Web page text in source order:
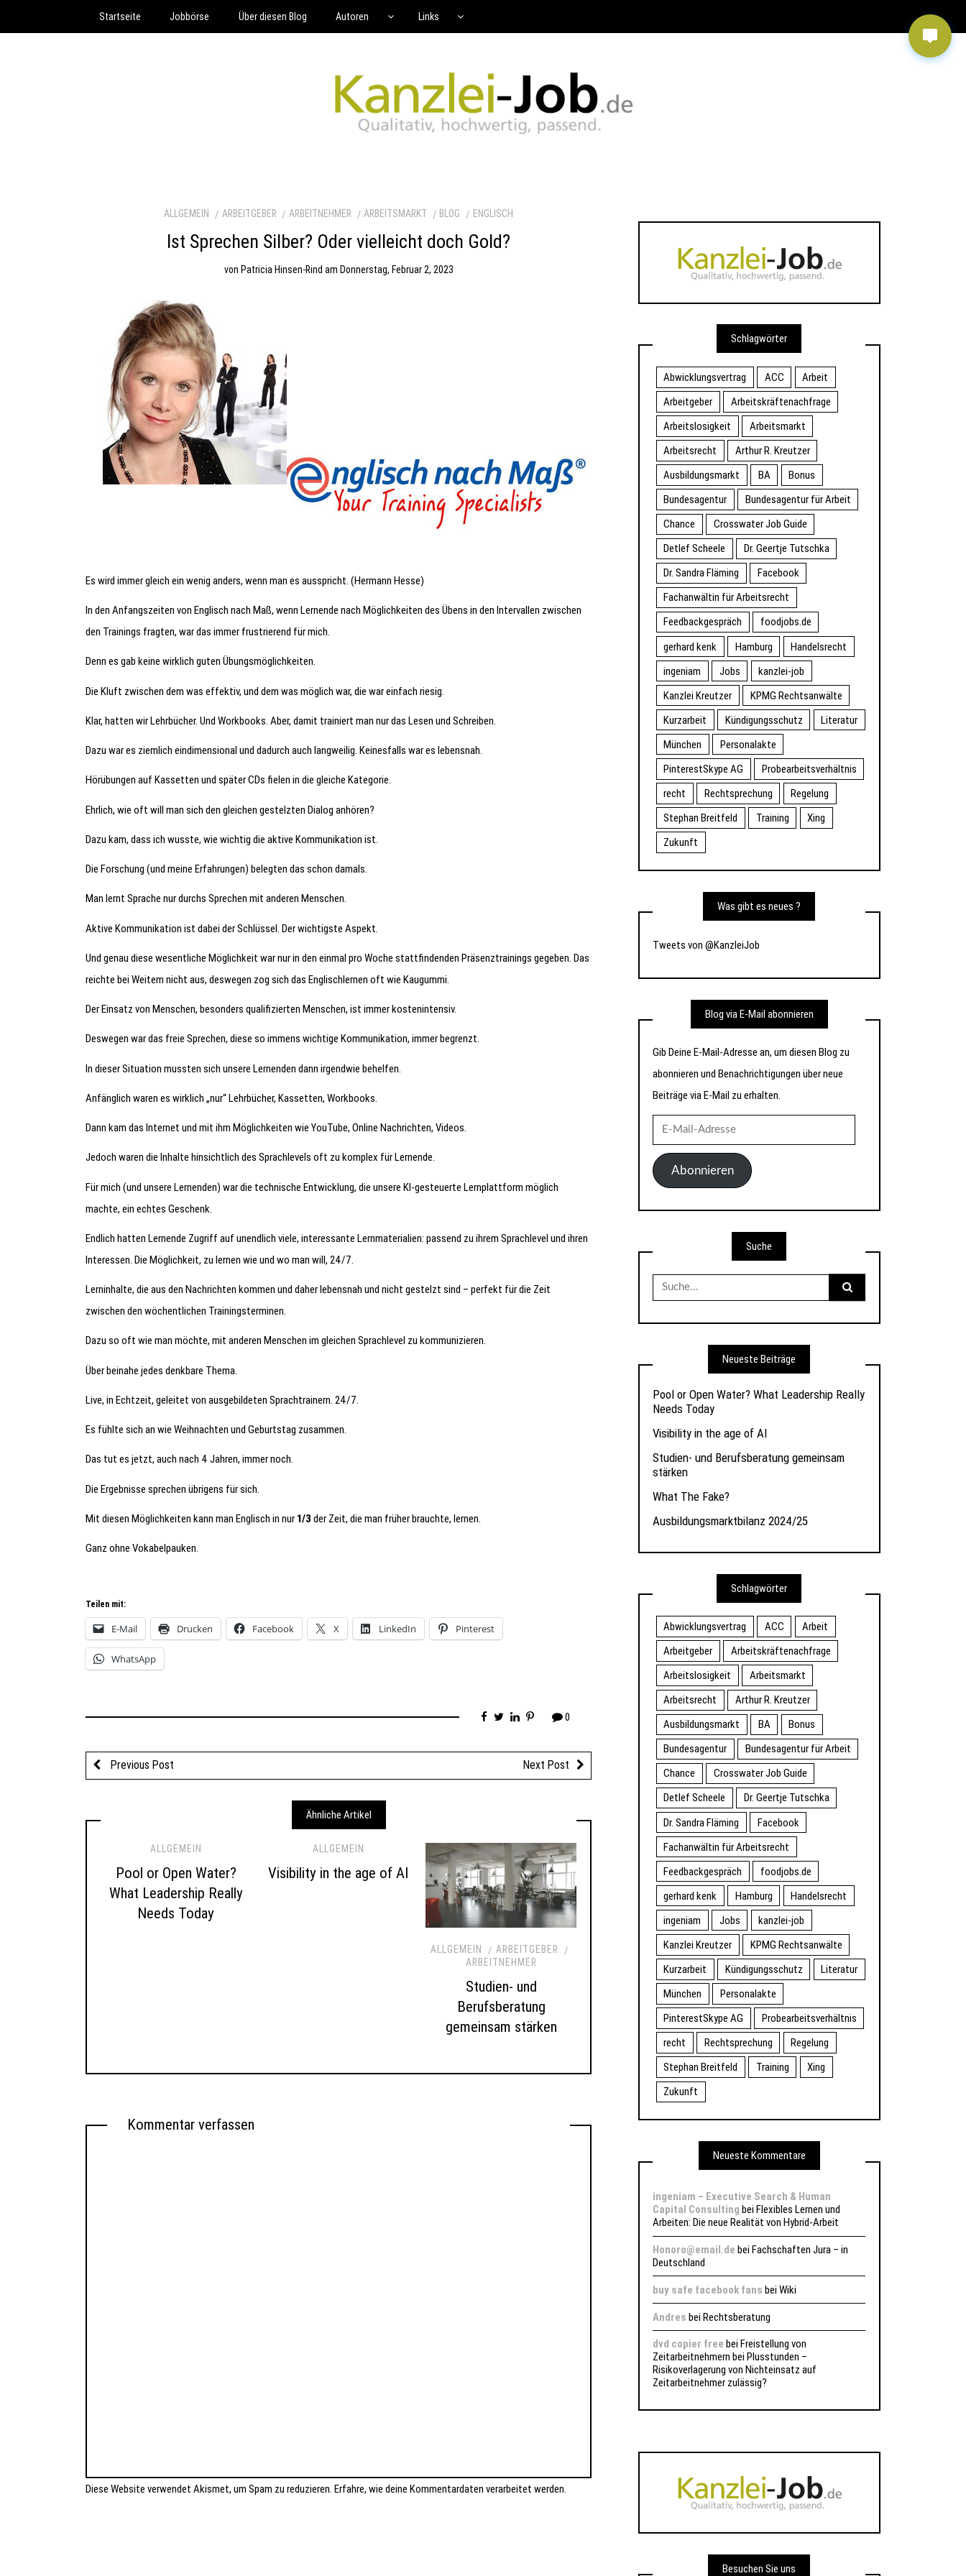
Startseite Jobbörse Über diesen Blog Autoren Links
ALLGEMEIN ARBEITGEBER ARBEITNEHMER ARBEITSMARKT BLOG ENGLISCH
Ist Sprechen Silber? Oder vielleicht doch Gold?
von Patricia Hinsen-Rind am Donnerstag, Februar 2, 2023
Es wird immer gleich ein wenig anders, wenn man es ausspricht. (Hermann Hesse)
In den Anfangszeiten von Englisch nach Maß, wenn Lernende nach Möglichkeiten des Übens in den Intervallen zwischen
den Trainings fragten, war das immer frustrierend für mich.
Denn es gab keine wirklich guten Übungsmöglichkeiten.
Die Kluft zwischen dem was effektiv, und dem was möglich war, die war einfach riesig.
Klar, hatten wir Lehrbücher. Und Workbooks. Aber, damit trainiert man nur das Lesen und Schreiben.
Dazu war es ziemlich eindimensional und dadurch auch langweilig. Keinesfalls war es lebensnah.
Hörübungen auf Kassetten und später CDs fielen in die gleiche Kategorie.
Ehrlich, wie oft will man sich den gleichen gestelzten Dialog anhören?
Dazu kam, dass ich wusste, wie wichtig die aktive Kommunikation ist.
Die Forschung (und meine Erfahrungen) belegten das schon damals.
Man lernt Sprache nur durchs Sprechen mit anderen Menschen.
Aktive Kommunikation ist dabei der Schlüssel. Der wichtigste Aspekt.
Und genau diese wesentliche Möglichkeit war nur in den einmal pro Woche stattfindenden Präsenztrainings gegeben. Das
reichte bei Weitem nicht aus, deswegen zog sich das Englischlernen oft wie Kaugummi.
Der Einsatz von Menschen, besonders qualifizierten Menschen, ist immer kostenintensiv.
Deswegen war das freie Sprechen, diese so immens wichtige Kommunikation, immer begrenzt.
In dieser Situation mussten sich unsere Lernenden dann irgendwie behelfen.
Anfänglich waren es wirklich „nur“ Lehrbücher, Kassetten, Workbooks.
Dann kam das Internet und mit ihm Möglichkeiten wie YouTube, Online Nachrichten, Videos.
Jedoch waren die Inhalte hinsichtlich des Sprachlevels oft zu komplex für Lernende.
Für mich (und unsere Lernenden) war die technische Entwicklung, die unsere KI-gesteuerte Lernplattform möglich
machte, ein echtes Geschenk.
Endlich hatten Lernende Zugriff auf unendlich viele, interessante Lernmaterialien: passend zu ihrem Sprachlevel und ihren
Interessen. Die Möglichkeit, zu lernen wie und wo man will, 24/7.
Lerninhalte, die aus den Nachrichten kommen und daher lebensnah und nicht gestelzt sind – perfekt für die Zeit
zwischen den wöchentlichen Trainingsterminen.
Dazu so oft wie man möchte, mit anderen Menschen im gleichen Sprachlevel zu kommunizieren.
Über beinahe jedes denkbare Thema.
Live, in Echtzeit, geleitet von ausgebildeten Sprachtrainern. 24/7.
Es fühlte sich an wie Weihnachten und Geburtstag zusammen.
Das tut es jetzt, auch nach 4 Jahren, immer noch.
Die Ergebnisse sprechen übrigens für sich.
Mit diesen Möglichkeiten kann man Englisch in nur 1/3 der Zeit, die man früher brauchte, lernen.
Ganz ohne Vokabelpauken.
Teilen mit:
E-Mail Drucken Facebook X LinkedIn Pinterest
WhatsApp
0
Previous Post Next Post
Ähnliche Artikel
ALLGEMEIN
Pool or Open Water?
What Leadership Really
Needs Today
ALLGEMEIN
Visibility in the age of AI
ALLGEMEIN
ARBEITGEBER
ARBEITNEHMER
Studien- und
Berufsberatung
gemeinsam stärken
Kommentar verfassen
Diese Website verwendet Akismet, um Spam zu reduzieren. Erfahre, wie deine Kommentardaten verarbeitet werden.
Schlagwörter
Abwicklungsvertrag ACC
Arbeit
Arbeitgeber
Arbeitskräftenachfrage
Arbeitslosigkeit
Arbeitsmarkt
Arbeitsrecht
Arthur R. Kreutzer
Ausbildungsmarkt
BA
Bonus
Bundesagentur
Bundesagentur für Arbeit
Chance
Crosswater Job Guide
Detlef Scheele
Dr. Geertje Tutschka
Dr. Sandra Fläming
Facebook
Fachanwältin für Arbeitsrecht
Feedbackgespräch
foodjobs.de
gerhard kenk
Hamburg
Handelsrecht
ingeniam
Jobs
kanzlei-job
Kanzlei Kreutzer
KPMG Rechtsanwälte
Kurzarbeit
Kündigungsschutz
Literatur
München
Personalakte
PinterestSkype AG
Probearbeitsverhältnis
recht
Rechtsprechung
Regelung
Stephan Breitfeld
Training
Xing
Zukunft
Was gibt es neues ?
Tweets von @KanzleiJob
Blog via E-Mail abonnieren
Gib Deine E-Mail-Adresse an, um diesen Blog zu
abonnieren und Benachrichtigungen über neue
Beiträge via E-Mail zu erhalten.
Mail-
AdresseAbonnieren
Suche
Suche
nach:
Neueste Beiträge
Pool or Open Water? What Leadership Really
Needs Today
Visibility in the age of AI
Studien- und Berufsberatung gemeinsam
stärken
What The Fake?
Ausbildungsmarktbilanz 2024/25
Schlagwörter
Abwicklungsvertrag ACC
Arbeit
Arbeitgeber
Arbeitskräftenachfrage
Arbeitslosigkeit
Arbeitsmarkt
Arbeitsrecht
Arthur R. Kreutzer
Ausbildungsmarkt
BA
Bonus
Bundesagentur
Bundesagentur für Arbeit
Chance
Crosswater Job Guide
Detlef Scheele
Dr. Geertje Tutschka
Dr. Sandra Fläming
Facebook
Fachanwältin für Arbeitsrecht
Feedbackgespräch
foodjobs.de
gerhard kenk
Hamburg
Handelsrecht
ingeniam
Jobs
kanzlei-job
Kanzlei Kreutzer
KPMG Rechtsanwälte
Kurzarbeit
Kündigungsschutz
Literatur
München
Personalakte
PinterestSkype AG
Probearbeitsverhältnis
recht
Rechtsprechung
Regelung
Stephan Breitfeld
Training
Xing
Zukunft
Neueste Kommentare
ingeniam – Executive Search & Human
Capital Consulting bei Flexibles Lernen und
Arbeiten: Die neue Realität von Hybrid-Arbeit
Honoro@email.de beiFachschaften Jura – in
Deutschland
buy safe facebook fans beiWiki
Andres beiRechtsberatung
dvd copier free bei Freistellung von
Zeitarbeitnehmern bei Plusstunden –
Risikoverlagerung von Nichteinsatz auf
Zeitarbeitnehmer zulässig?
Besuchen Sie uns